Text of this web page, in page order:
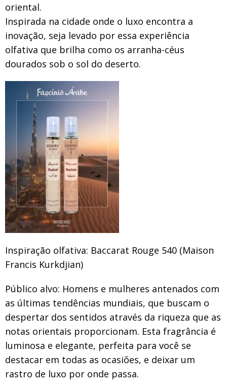
oriental.
Inspirada na cidade onde o luxo encontra a
inovação, seja levado por essa experiência
olfativa que brilha como os arranha-céus
dourados sob o sol do deserto.
Inspiração olfativa: Baccarat Rouge 540 (Maison
Francis Kurkdjian)
Público alvo: Homens e mulheres antenados com
as últimas tendências mundiais, que buscam o
despertar dos sentidos através da riqueza que as
notas orientais proporcionam. Esta fragrância é
luminosa e elegante, perfeita para você se
destacar em todas as ocasiões, e deixar um
rastro de luxo por onde passa.